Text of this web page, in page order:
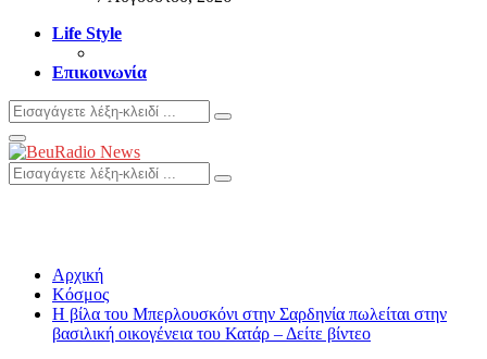
Life Style
Επικοινωνία
Search
for:
Search
Primary
Menu
Search
for:
Search
Αρχική
Κόσμος
H βίλα του Μπερλουσκόνι στην Σαρδηνία πωλείται στην
βασιλική οικογένεια του Κατάρ – Δείτε βίντεο